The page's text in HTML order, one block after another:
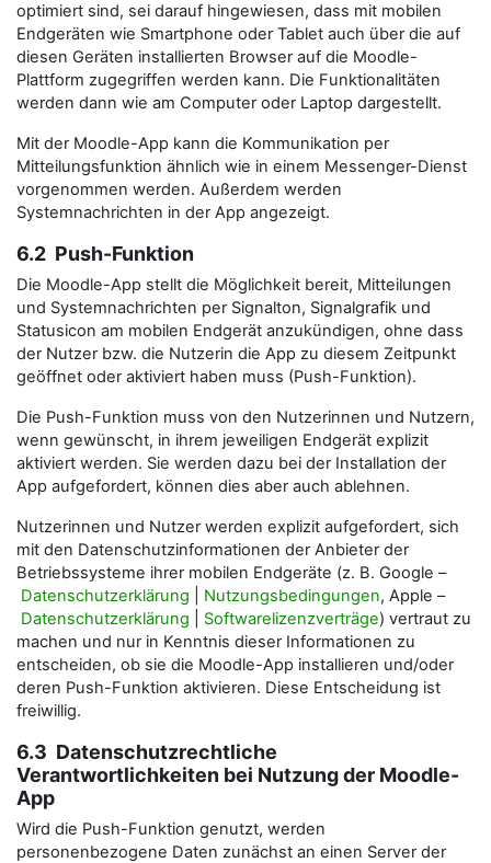
optimiert sind, sei darauf hingewiesen, dass mit mobilen
Endgeräten wie Smartphone oder Tablet auch über die auf
diesen Geräten installierten Browser auf die Moodle-
Plattform zugegriffen werden kann. Die Funktionalitäten
werden dann wie am Computer oder Laptop dargestellt.
Mit der Moodle-App kann die Kommunikation per
Mitteilungsfunktion ähnlich wie in einem Messenger-Dienst
vorgenommen werden. Außerdem werden
Systemnachrichten in der App angezeigt.
6.2 Push-Funktion
Die Moodle-App stellt die Möglichkeit bereit, Mitteilungen
und Systemnachrichten per Signalton, Signalgrafik und
Statusicon am mobilen Endgerät anzukündigen, ohne dass
der Nutzer bzw. die Nutzerin die App zu diesem Zeitpunkt
geöffnet oder aktiviert haben muss (Push-Funktion).
Die Push-Funktion muss von den Nutzerinnen und Nutzern,
wenn gewünscht, in ihrem jeweiligen Endgerät explizit
aktiviert werden. Sie werden dazu bei der Installation der
App aufgefordert, können dies aber auch ablehnen.
Nutzerinnen und Nutzer werden explizit aufgefordert, sich
mit den Datenschutzinformationen der Anbieter der
Betriebssysteme ihrer mobilen Endgeräte (z. B. Google –
Datenschutzerklärung
Nutzungsbedingungen, Apple –
Datenschutzerklärung
Softwarelizenzverträge) vertraut zu
machen und nur in Kenntnis dieser Informationen zu
entscheiden, ob sie die Moodle-App installieren und/oder
deren Push-Funktion aktivieren. Diese Entscheidung ist
freiwillig.
6.3 Datenschutzrechtliche
Verantwortlichkeiten bei Nutzung der Moodle-
App
Wird die Push-Funktion genutzt, werden
personenbezogene Daten zunächst an einen Server der